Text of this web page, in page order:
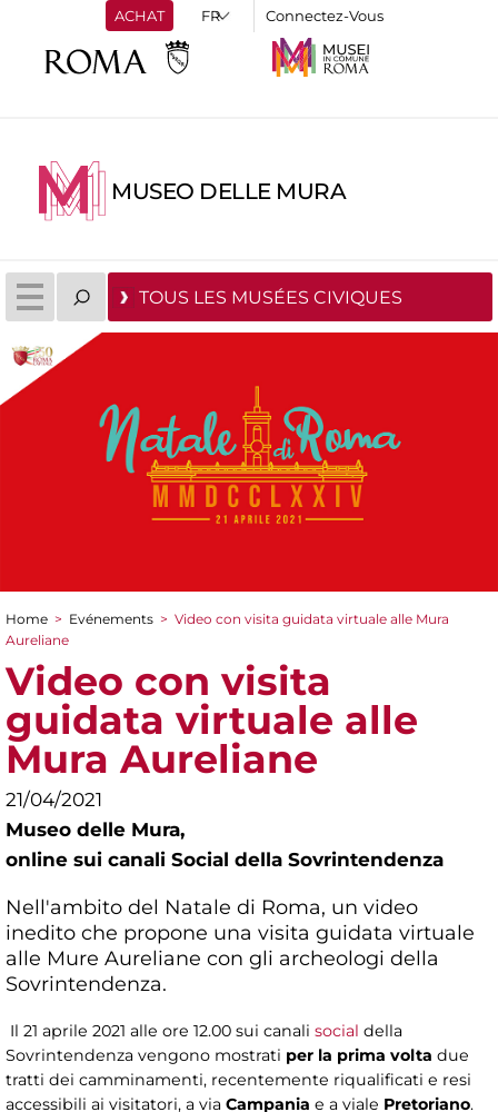
ACHAT Connectez-Vous
MUSEO DELLE MURA
TOUS LES MUSÉES CIVIQUES
You are here
Home > Evénements > Video con visita guidata virtuale alle Mura
Aureliane
Video con visita
guidata virtuale alle
Mura Aureliane
21/04/2021
Museo delle Mura,
online sui canali Social della Sovrintendenza
Nell'ambito del Natale di Roma, un video
inedito che propone una visita guidata virtuale
alle Mure Aureliane con gli archeologi della
Sovrintendenza.
Il 21 aprile 2021 alle ore 12.00 sui canali social della
Sovrintendenza vengono mostrati per la prima volta due
tratti dei camminamenti, recentemente riqualificati e resi
accessibili ai visitatori, a via Campania e a viale Pretoriano.